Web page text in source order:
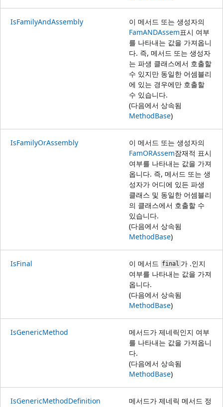
IsFamilyAndAssembly
이 메서드 또는 생성자의
FamANDAssem표시 여부
를 나타내는 값을 가져옵니
다. 즉, 메서드 또는 생성자
는 파생 클래스에서 호출할
수 있지만 동일한 어셈블리
에 있는 경우에만 호출할
수 있습니다.
(다음에서 상속됨
MethodBase)
IsFamilyOrAssembly
이 메서드 또는 생성자의
FamORAssem잠재적 표시
여부를 나타내는 값을 가져
옵니다. 즉, 메서드 또는 생
성자가 어디에 있든 파생
클래스 및 동일한 어셈블리
의 클래스에서 호출할 수
있습니다.
(다음에서 상속됨
MethodBase)
IsFinal 이 메서드 final 가 .인지
여부를 나타내는 값을 가져
옵니다.
(다음에서 상속됨
MethodBase)
IsGenericMethod
메서드가 제네릭인지 여부
를 나타내는 값을 가져옵니
다.
(다음에서 상속됨
MethodBase)
IsGenericMethodDefinition
메서드가 제네릭 메서드 정